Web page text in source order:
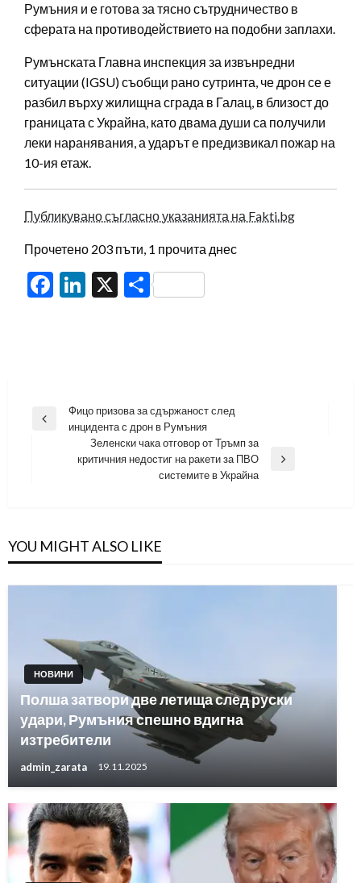
Румъния и е готова за тясно сътрудничество в
сферата на противодействието на подобни заплахи.
Румънската Главна инспекция за извънредни
ситуации (IGSU) съобщи рано сутринта, че дрон се е
разбил върху жилищна сграда в Галац, в близост до
границата с Украйна, като двама души са получили
леки наранявания, а ударът е предизвикал пожар на
10-ия етаж.
Публикувано съгласно указанията на Fakti.bg
Прочетено 203 пъти, 1 прочита днес
Facebook
LinkedIn
X Share
Навигация
Previous
Фицо призова за сдържаност след
инцидента с дрон в Румъния
Зеленски чака отговор от Тръмп за
критичния недостиг на ракети за ПВО
системите в Украйна
YOU MIGHT ALSO LIKE
НОВИНИ
Полша затвори две летища след руски
удари, Румъния спешно вдигна
изтребители
admin_zarata 19.11.2025